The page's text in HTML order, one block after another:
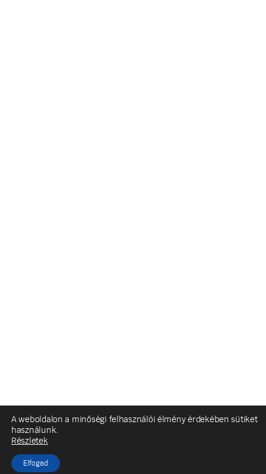
A weboldalon a minőségi felhasználói élmény érdekében sütiket
használunk.
Részletek
Elfogad